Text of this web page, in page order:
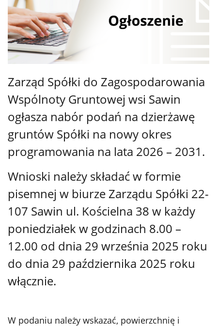
Zarząd Spółki do Zagospodarowania
Wspólnoty Gruntowej wsi Sawin
ogłasza nabór podań na dzierżawę
gruntów Spółki na nowy okres
programowania na lata 2026 – 2031.
Wnioski należy składać w formie
pisemnej w biurze Zarządu Spółki 22-
107 Sawin ul. Kościelna 38 w każdy
poniedziałek w godzinach 8.00 –
12.00 od dnia 29 września 2025 roku
do dnia 29 października 2025 roku
włącznie.
W podaniu należy wskazać, powierzchnię i